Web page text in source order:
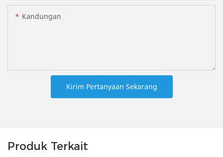
Kandungan
Kirim Pertanyaan Sekarang
Produk Terkait